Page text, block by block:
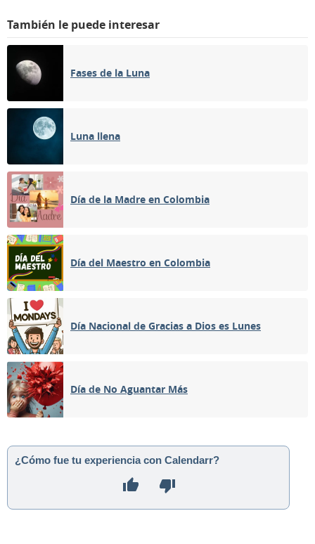
También le puede interesar
Fases de la Luna
Luna llena
Día de la Madre en Colombia
Día del Maestro en Colombia
Día Nacional de Gracias a Dios es Lunes
Día de No Aguantar Más
¿Cómo fue tu experiencia con Calendarr?